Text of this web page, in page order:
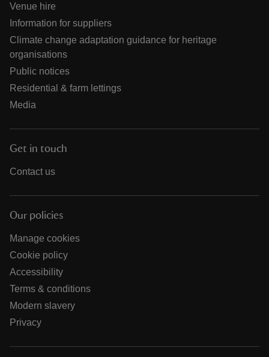
Venue hire
Information for suppliers
Climate change adaptation guidance for heritage
organisations
Public notices
Residential & farm lettings
Media
Get in touch
Contact us
Our policies
Manage cookies
Cookie policy
Accessibility
Terms & conditions
Modern slavery
Privacy